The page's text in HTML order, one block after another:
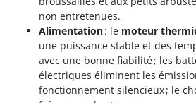
Marina Systems
Master
Mastercook
Masterpro
non entretenues.
Alimentation: le moteur
une puissance stable et des
avec une bonne fiabilité ; les
électriques éliminent les
fonctionnement silencieux ; le